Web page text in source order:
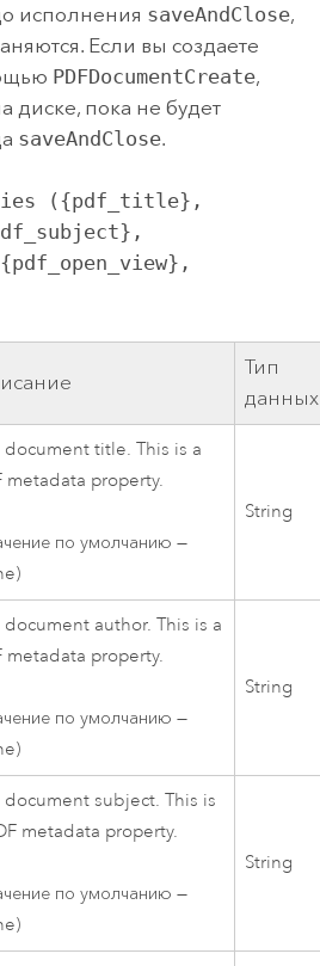
исполнения saveAndClose,
Если вы создаете
PDFDocumentCreate,
диске, пока не будет
saveAndClose.
({pdf_title},
Тип
данных
document title. This is a
metadata property.
по умолчанию —
String
document author. This is a
metadata property.
по умолчанию —
String
document subject. This is
metadata property.
по умолчанию —
String